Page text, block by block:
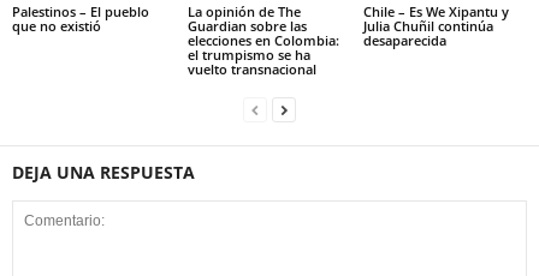
Palestinos – El pueblo
que no existió
La opinión de The
Guardian sobre las
elecciones en Colombia:
el trumpismo se ha
vuelto transnacional
Chile – Es We Xipantu y
Julia Chuñil continúa
desaparecida
DEJA UNA RESPUESTA